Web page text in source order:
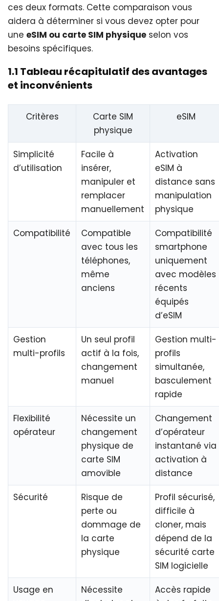
ces deux formats. Cette comparaison vous
aidera à déterminer si vous devez opter pour
une eSIM ou carte SIM physique selon vos
besoins spécifiques.
1.1 Tableau récapitulatif des avantages
et inconvénients
Critères
Carte SIM
physique
eSIM
Simplicité
d’utilisation
Facile à
insérer,
manipuler et
remplacer
manuellement
Activation
eSIM à
distance sans
manipulation
physique
Compatibilité
Compatible
avec tous les
téléphones,
même
anciens
Compatibilité
smartphone
uniquement
avec modèles
récents
équipés
d’eSIM
Gestion
multi-profils
Un seul profil
actif à la fois,
changement
manuel
Gestion multi-
profils
simultanée,
basculement
rapide
Flexibilité
opérateur
Nécessite un
changement
physique de
carte SIM
amovible
Changement
d’opérateur
instantané via
activation à
distance
Sécurité
Risque de
perte ou
dommage de
la carte
physique
Profil sécurisé,
difficile à
cloner, mais
dépend de la
sécurité carte
SIM logicielle
Usage en
Nécessite
Accès rapide